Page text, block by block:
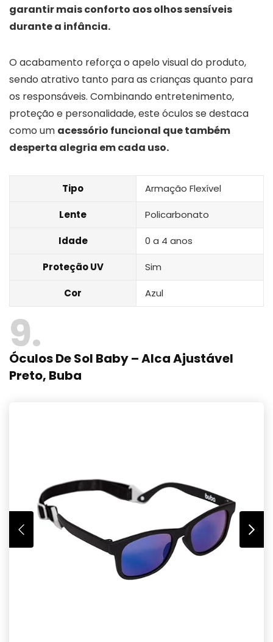
garantir mais conforto aos olhos sensíveis
durante a infância.
O acabamento reforça o apelo visual do produto,
sendo atrativo tanto para as crianças quanto para
os responsáveis. Combinando entretenimento,
proteção e personalidade, este óculos se destaca
como um acessório funcional que também
desperta alegria em cada uso.
Tipo Armação Flexível
Lente Policarbonato
Idade 0 a 4 anos
Proteção UV Sim
Cor Azul
9
Óculos De Sol Baby – Alca Ajustável
Preto, Buba